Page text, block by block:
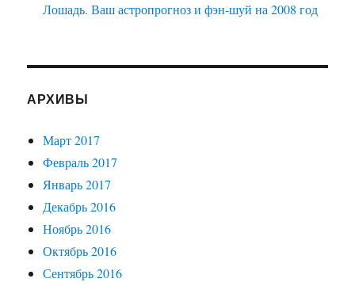
Лошадь. Ваш астропрогноз и фэн-шуй на 2008 год
АРХИВЫ
Март 2017
Февраль 2017
Январь 2017
Декабрь 2016
Ноябрь 2016
Октябрь 2016
Сентябрь 2016